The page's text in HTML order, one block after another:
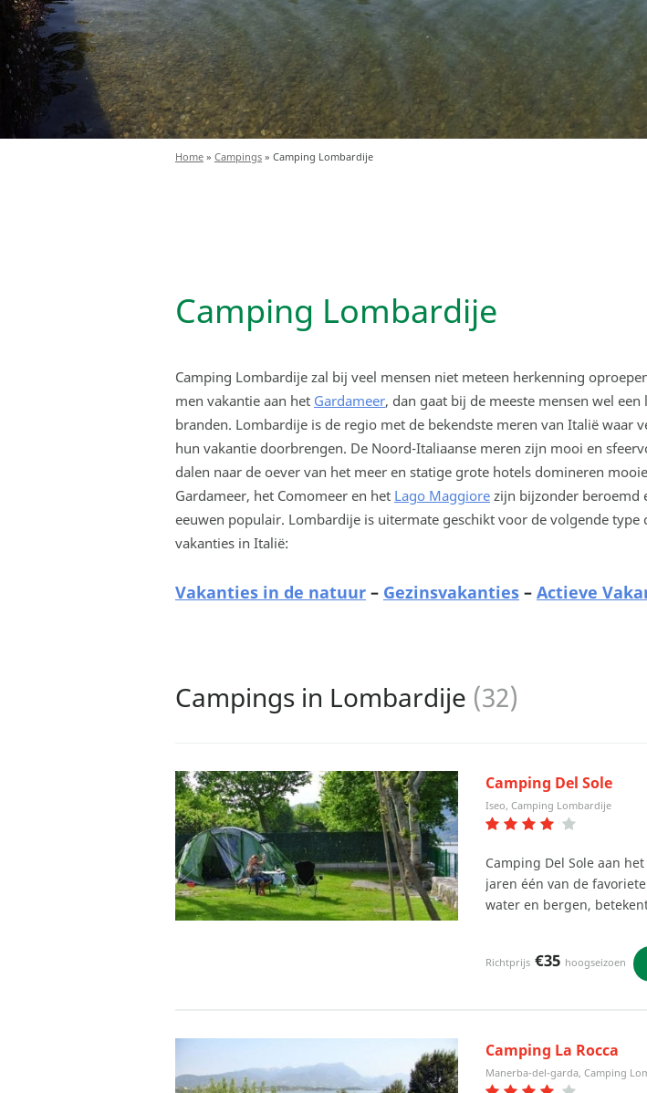
Home » Campings » Camping Lombardije
Camping Lombardije
Camping Lombardije zal bij veel mensen niet meteen herkenning
men vakantie aan het Gardameer, dan gaat bij de meeste mensen wel een
branden. Lombardije is de regio met de bekendste meren van Italië waar
hun vakantie doorbrengen. De Noord-Italiaanse meren zijn mooi en
dalen naar de oever van het meer en statige grote hotels domineren
Gardameer, het Comomeer en het Lago Maggiore zijn bijzonder beroemd
eeuwen populair. Lombardije is uitermate geschikt voor de volgende type
vakanties in Italië:
Vakanties in de natuur – Gezinsvakanties – Actieve
Campings in Lombardije (32)
Camping Del Sole
Iseo, Camping Lombardije
Camping Del Sole aan
jaren één van de
water en bergen,
Richtprijs €35 hoogseizoen
Camping La Rocca
Manerba-del-garda, Camping